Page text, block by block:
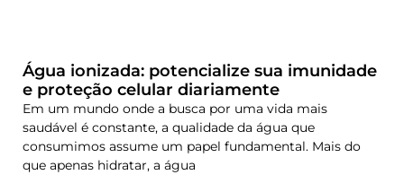
Água ionizada: potencialize sua imunidade
e proteção celular diariamente
Em um mundo onde a busca por uma vida mais
saudável é constante, a qualidade da água que
consumimos assume um papel fundamental. Mais do
que apenas hidratar, a água